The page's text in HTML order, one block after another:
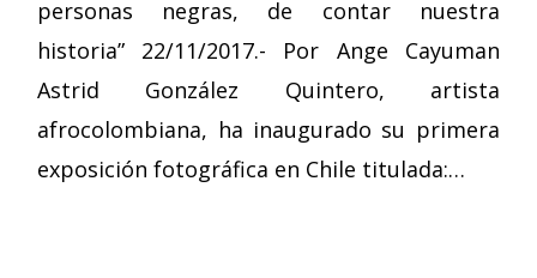
personas negras, de contar nuestra
historia” 22/11/2017.- Por Ange Cayuman
Astrid González Quintero, artista
afrocolombiana, ha inaugurado su primera
exposición fotográfica en Chile titulada:…